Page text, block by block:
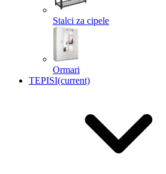
Stalci za cipele
Ormari
TEPISI(current)